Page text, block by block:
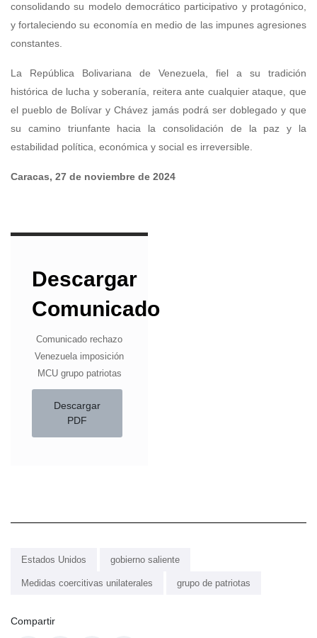
consolidando su modelo democrático participativo y protagónico,
y fortaleciendo su economía en medio de las impunes agresiones
constantes.
La República Bolivariana de Venezuela, fiel a su tradición
histórica de lucha y soberanía, reitera ante cualquier ataque, que
el pueblo de Bolívar y Chávez jamás podrá ser doblegado y que
su camino triunfante hacia la consolidación de la paz y la
estabilidad política, económica y social es irreversible.
Caracas, 27 de noviembre de 2024
Descargar
Comunicado
Comunicado rechazo
Venezuela imposición
MCU grupo patriotas
Descargar
PDF
Estados Unidos gobierno saliente
Medidas coercitivas unilaterales grupo de patriotas
Compartir